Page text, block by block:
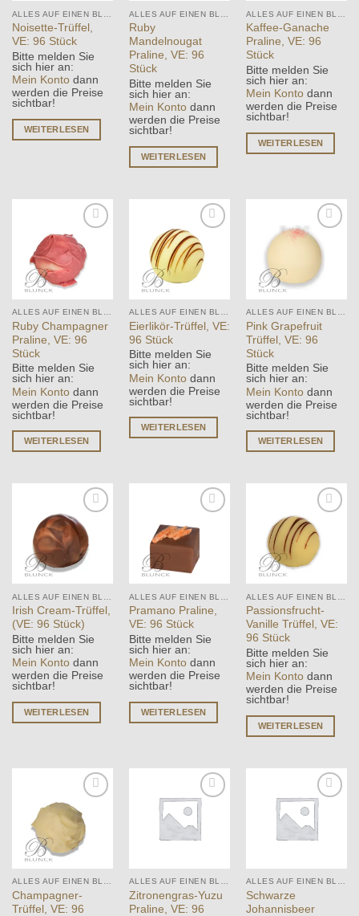
Noisette-Trüffel,
VE: 96 Stück
Bitte melden Sie
sich hier an:
Mein Kontodann
werden die Preise
sichtbar!
WEITERLESEN
Ruby
Mandelnougat
Praline, VE: 96
Stück
Bitte melden Sie
sich hier an:
Mein Kontodann
werden die Preise
sichtbar!
WEITERLESEN
Kaffee-Ganache
Praline, VE: 96
Stück
Bitte melden Sie
sich hier an:
Mein Kontodann
werden die Preise
sichtbar!
WEITERLESEN
Add to
wishlist
Ruby Champagner
Praline, VE: 96
Stück
Bitte melden Sie
sich hier an:
Mein Kontodann
werden die Preise
sichtbar!
WEITERLESEN
Add to
wishlist
Eierlikör-Trüffel, VE:
96 Stück
Bitte melden Sie
sich hier an:
Mein Kontodann
werden die Preise
sichtbar!
WEITERLESEN
Add to
wishlist
Pink Grapefruit
Trüffel, VE: 96
Stück
Bitte melden Sie
sich hier an:
Mein Kontodann
werden die Preise
sichtbar!
WEITERLESEN
Add to
wishlist
Irish Cream-Trüffel,
(VE: 96 Stück)
Bitte melden Sie
sich hier an:
Mein Kontodann
werden die Preise
sichtbar!
WEITERLESEN
wishlist
Pramano Praline,
VE: 96 Stück
Bitte melden Sie
sich hier an:
Mein Kontodann
werden die Preise
sichtbar!
WEITERLESEN
Add to
wishlist
Passionsfrucht-
Vanille Trüffel, VE:
96 Stück
Bitte melden Sie
sich hier an:
Mein Kontodann
werden die Preise
sichtbar!
WEITERLESEN
Add to
wishlist
Champagner-
Trüffel, VE: 96
Add to
Zitronengras-Yuzu
Praline, VE: 96
Add to
Schwarze
Johannisbeer